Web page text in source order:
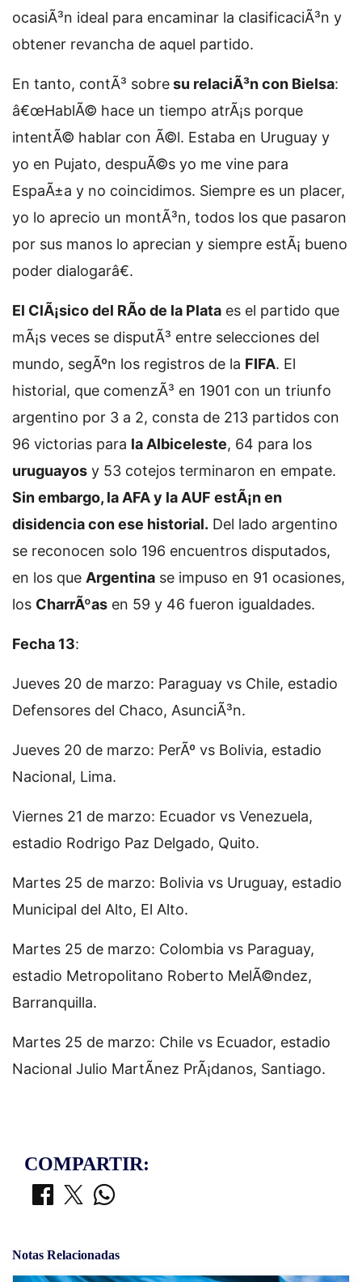
ocasiÃ³n ideal para encaminar la clasificaciÃ³n y
obtener revancha de aquel partido.
En tanto, contÃ³ sobresu relaciÃ³n con Bielsa:
â€œHablÃ© hace un tiempo atrÃ¡s porque
intentÃ© hablar con Ã©l. Estaba en Uruguay y
yo en Pujato, despuÃ©s yo me vine para
EspaÃ±a y no coincidimos. Siempre es un placer,
yo lo aprecio un montÃ³n, todos los que pasaron
por sus manos lo aprecian y siempre estÃ¡ bueno
poder dialogarâ€.
El ClÃ¡sico del RÃ­o de la Plata es el partido que
mÃ¡s veces se disputÃ³ entre selecciones del
mundo, segÃºn los registros de la FIFA. El
historial, que comenzÃ³ en 1901 con un triunfo
argentino por 3 a 2, consta de 213 partidos con
96 victorias para la Albiceleste, 64 para los
uruguayos y 53 cotejos terminaron en empate.
Sin embargo, la AFA y la AUF estÃ¡n en
disidencia con ese historial. Del lado argentino
se reconocen solo 196 encuentros disputados,
en los que Argentina se impuso en 91 ocasiones,
los CharrÃºas en 59 y 46 fueron igualdades.
Fecha 13:
Jueves 20 de marzo: Paraguay vs Chile, estadio
Defensores del Chaco, AsunciÃ³n.
Jueves 20 de marzo: PerÃº vs Bolivia, estadio
Nacional, Lima.
Viernes 21 de marzo: Ecuador vs Venezuela,
estadio Rodrigo Paz Delgado, Quito.
Martes 25 de marzo: Bolivia vs Uruguay, estadio
Municipal del Alto, El Alto.
Martes 25 de marzo: Colombia vs Paraguay,
estadio Metropolitano Roberto MelÃ©ndez,
Barranquilla.
Martes 25 de marzo: Chile vs Ecuador, estadio
Nacional Julio MartÃ­nez PrÃ¡danos, Santiago.
COMPARTIR:
Notas Relacionadas